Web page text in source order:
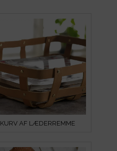
KURV AF LÆDERREMME